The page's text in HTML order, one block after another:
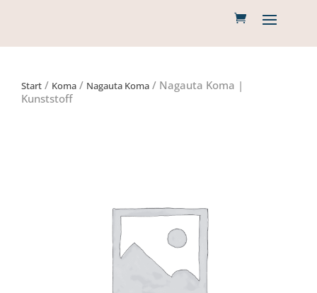
Start / Koma / Nagauta Koma / Nagauta Koma |
Kunststoff